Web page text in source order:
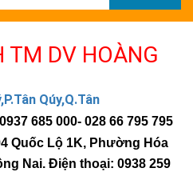
TM DV HOÀNG
Qúy,Q.Tân
685 000- 028 66 795 795
Quốc Lộ 1K, Phường Hóa
Nai. Điện thoại: 0938 259